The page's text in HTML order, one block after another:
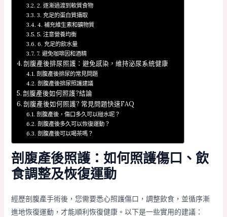
2. 逐漸過渡到軟質食物
3. 充足的蛋白質攝取
4. 補充維生素和礦物質
5. 注意營養均衡
6. 充足的飲水量
7. 避免咖啡因和酒精
剖腹產後排尿照護：避免感染，維持泌尿系統健康
剖腹產後排尿的常見問題
剖腹產後排尿照護建議
剖腹產後如何照護?結論
剖腹產後如何照護? 常見問題快速FAQ
剖腹產後，傷口多久可以碰水呢？
剖腹產後多久可以恢復運動？
剖腹產後可以喝茶嗎？
剖腹產後照護：如何照護傷口、飲
食調整及恢復運動
經歷剖腹產手術後，您需要悉心照護傷口，調整飲食，並循序漸
進地恢復運動，才能順利恢復健康。以下是一些實用的建議：